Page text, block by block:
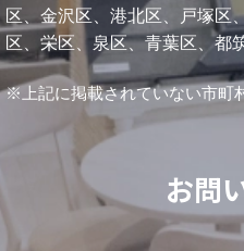
区、金沢区、港北区、戸塚区
区、栄区、泉区、青葉区、都
※上記に掲載されていない市町
お問